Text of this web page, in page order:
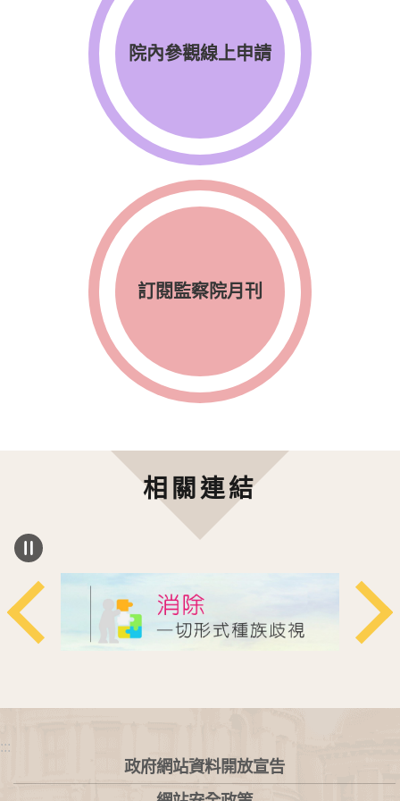
院內參觀線上申請
訂閱監察院月刊
相關連結
:::
政府網站資料開放宣告